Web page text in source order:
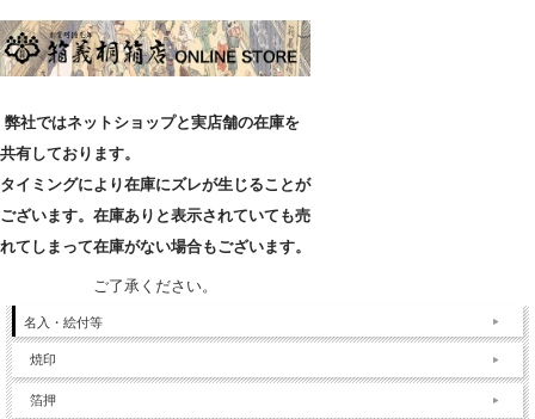
弊社ではネットショップと実店舗の在庫を
共有しております。
タイミングにより在庫にズレが生じることが
ございます。在庫ありと表示されていても売
れてしまって在庫がない場合もございます。
ご了承ください。
名入・絵付等
焼印
箔押